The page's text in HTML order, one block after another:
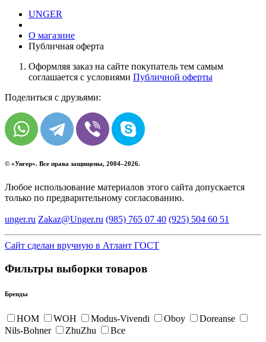
UNGER
О магазине
Публичная оферта
Оформляя заказ на сайте покупатель тем самым
соглашается с условиями Публичной оферты
Поделиться с друзьями:
© «Унгер». Все права защищены, 2004–2026.
Любое использование материалов этого сайта допускается
только по предварительному согласованию.
unger.ru Zakaz@Unger.ru (985) 765 07 40 (925) 504 60 51
Сайт сделан вручную в Атлант ГОСТ
Фильтры выборки товаров
Бренды
HOM WOH Modus-Vivendi Oboy
Doreanse
Nils-Bohner
ZhuZhu Все